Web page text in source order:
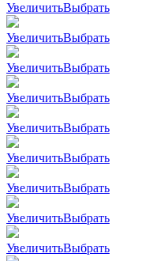
УвеличитьВыбрать
УвеличитьВыбрать
УвеличитьВыбрать
УвеличитьВыбрать
УвеличитьВыбрать
УвеличитьВыбрать
УвеличитьВыбрать
УвеличитьВыбрать
УвеличитьВыбрать